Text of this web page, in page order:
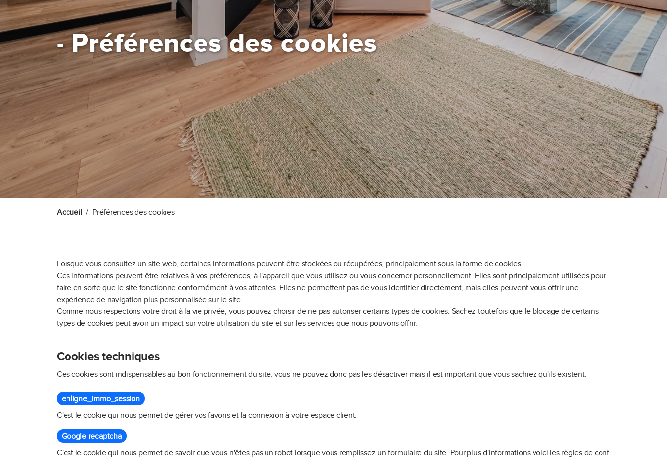
-Préférences des cookies
Accueil Préférences des cookies
Lorsque vous consultez un site web, certaines informations peuvent être stockées ou récupérées, principalement sous la forme de cookies.
Ces informations peuvent être relatives à vos préférences, à l'appareil que vous utilisez ou vous concerner personnellement. Elles sont principalement utilisées pour
faire en sorte que le site fonctionne conformément à vos attentes. Elles ne permettent pas de vous identifier directement, mais elles peuvent vous offrir une
expérience de navigation plus personnalisée sur le site.
Comme nous respectons votre droit à la vie privée, vous pouvez choisir de ne pas autoriser certains types de cookies. Sachez toutefois que le blocage de certains
types de cookies peut avoir un impact sur votre utilisation du site et sur les services que nous pouvons offrir.
Cookies techniques
Ces cookies sont indispensables au bon fonctionnement du site, vous ne pouvez donc pas les désactiver mais il est important que vous sachiez qu'ils existent.
enligne_immo_session
C'est le cookie qui nous permet de gérer vos favoris et la connexion à votre espace client.
Google recaptcha
C'est le cookie qui nous permet de savoir que vous n'êtes pas un robot lorsque vous remplissez un formulaire du site. Pour plus d'informations voici les règles de conf